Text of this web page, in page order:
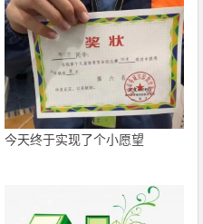
今天终于实现了个小愿望